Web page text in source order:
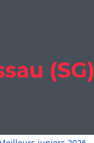
(SG)